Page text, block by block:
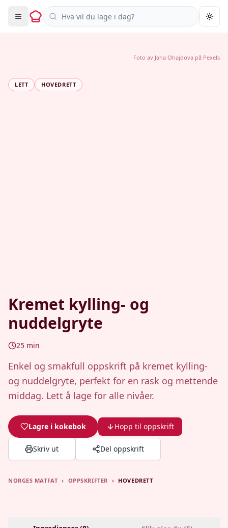
Søk i oppskrifter
LETT HOVEDRETT
Kremet kylling- og
nuddelgryte
25 min
Enkel og smakfull oppskrift på kremet kylling-
og nuddelgryte, perfekt for en rask og mettende
middag. Lett å lage for alle nivåer.
Lagre i kokebok Hopp til oppskrift
Skriv ut Del oppskrift
Foto av Jana Ohajdova på Pexels
NORGES MATFAT › OPPSKRIFTER › HOVEDRETT